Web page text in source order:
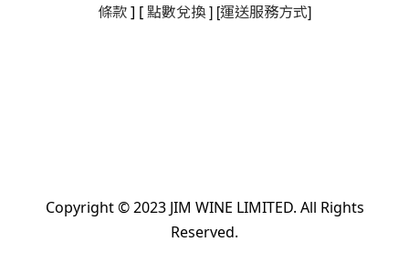
條款] [點數兌換] [運送服務方式]
Copyright © 2023 JIM WINE LIMITED. All Rights
Reserved.